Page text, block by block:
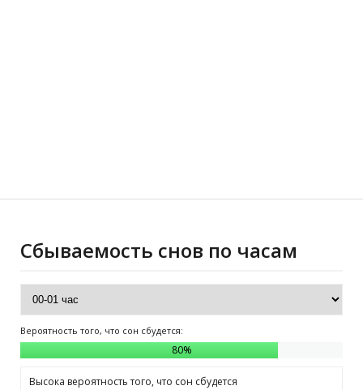
Сбываемость снов по часам
Вероятность того, что сон сбудется:
80%
Высока вероятность того, что сон сбудется